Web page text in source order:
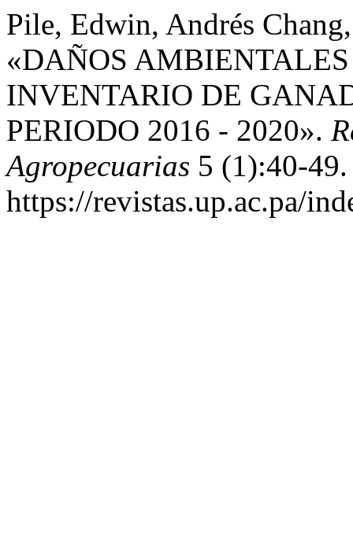
Pile, Edwin, Andrés
«DAÑOS
INVENTARIO DE
PERIODO 2016 - 2020».
Agropecuarias 5 (1):40-49.
https://revistas.up.ac.pa/